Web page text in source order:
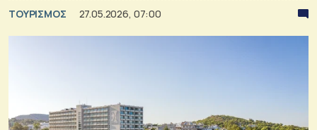
ΤΟΥΡΙΣΜΟΣ 27.05.2026, 07:00